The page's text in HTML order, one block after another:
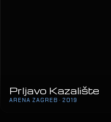
Prljavo Kazalište
ARENA ZAGREB · 2019